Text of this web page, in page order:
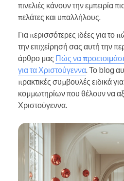
πινελιές κάνουν την εμπειρία
πελάτες και υπαλλήλους.
Για περισσότερες ιδέες για το
την επιχείρησή σας αυτή την
άρθρο μας Πώς να
για τα Χριστούγεννα. Το blog
πρακτικές συμβουλές ειδικά για
κομμωτηρίων που θέλουν να
Χριστούγεννα.